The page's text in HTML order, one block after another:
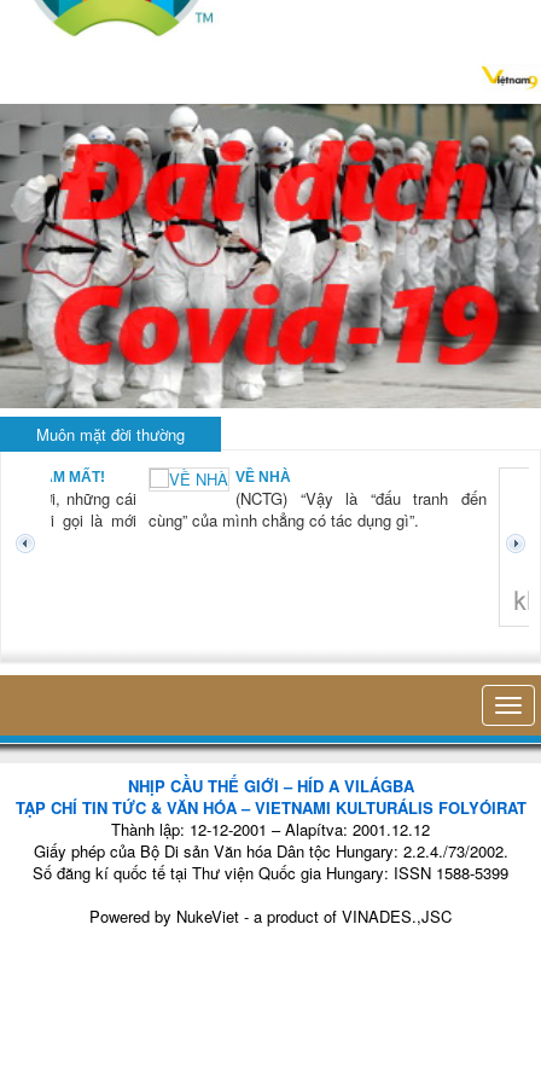
Muôn mặt đời thường
“Vậy là “đấu tranh đến
chẳng có tác dụng gì”.
LÀ... RỬA
tiên tôi
trong cái
nhỏ bé
NHỊP CẦU THẾ GIỚI – HÍD A VILÁGBA
TẠP CHÍ TIN TỨC & VĂN HÓA – VIETNAMI KULTURÁLIS FOLYÓIRAT
Thành lập: 12-12-2001 – Alapítva: 2001.12.12
Giấy phép của Bộ Di sản Văn hóa Dân tộc Hungary: 2.2.4./73/2002.
Số đăng kí quốc tế tại Thư viện Quốc gia Hungary: ISSN 1588-5399
Powered by NukeViet - a product of VINADES.,JSC